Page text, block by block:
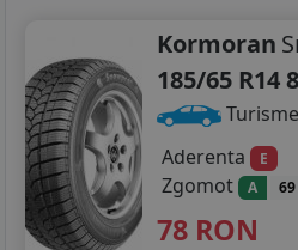
Kormoran
185/65 R14
Turisme
Aderenta
E
Zgomot A
78 RON